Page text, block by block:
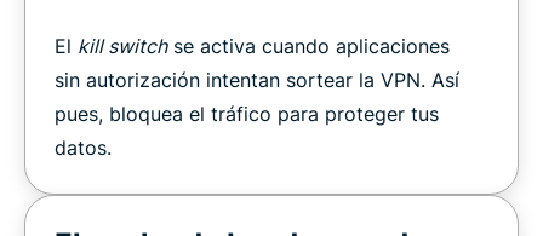
El kill switchse activa cuando aplicaciones
sin autorización intentan sortear la VPN. Así
pues, bloquea el tráfico para proteger tus
datos.